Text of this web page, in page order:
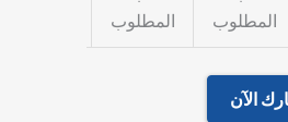
المطلوب
المطلوب
الآن